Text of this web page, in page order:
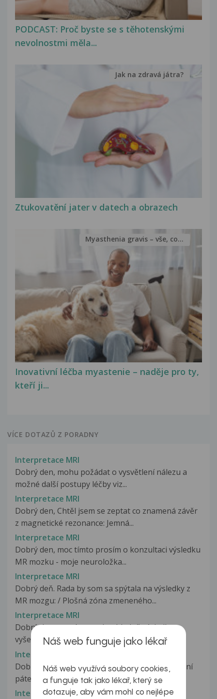
PODCAST: Proč byste se s těhotenskými
nevolnostmi měla...
Ztukovatění jater v datech a obrazech
Jak na zdravá játra?
Inovativní léčba myastenie – naděje pro ty,
kteří ji...
Myasthenia gravis – vše, co...
VÍCE DOTAZŮ Z PORADNY
Interpretace MRI
Dobrý den, mohu požádat o vysvětlení nálezu a
možné další postupy léčby viz...
Interpretace MRI
Dobrý den, Chtěl jsem se zeptat co znamená závěr
z magnetické rezonance: Jemná...
Interpretace MRI
Dobrý den, moc tímto prosím o konzultaci výsledku
MR mozku - moje neuroložka...
Interpretace MRI
Dobrý deň. Rada by som sa spýtala na výsledky z
MR mozgu: / Plošná zóna zmeneného...
Interpretace MRI
Dobrý den...prosím o radu ohledně výsledku
vyšetření MR a CT. Na rezonanci z...
Interpretace MRI
Dobrý den, prosím o radu. Mívám bolesti bederní
páteře, při chůzi a nebo při...
Interpretace MRI
Náš web funguje jako lékař
Náš web využívá soubory cookies,
a funguje tak jako lékař, který se
dotazuje, aby vám mohl co nejlépe